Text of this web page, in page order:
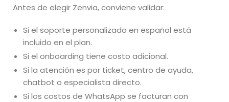
Antes de elegir Zenvia, conviene validar:
Si el soporte personalizado en español está
incluido en el plan.
Si el onboarding tiene costo adicional.
Si la atención es por ticket, centro de ayuda,
chatbot o especialista directo.
Si los costos de WhatsApp se facturan con